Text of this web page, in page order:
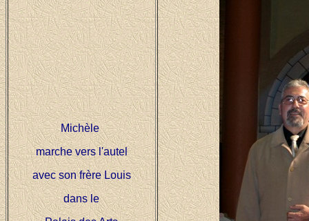
Michèle
marche vers l'autel
avec son frère Louis
dans le